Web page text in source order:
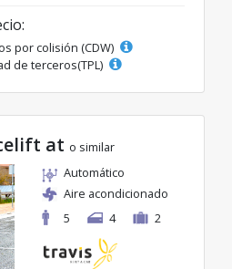
por colisión (CDW)
de terceros(TPL)
at o similar
Automático
Aire acondicionado
5
4 2